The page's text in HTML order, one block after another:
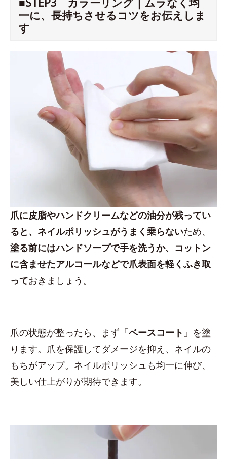
一に、長持ちさせるコツをお伝えしま
す
爪に皮脂やハンドクリームなどの油分が残ってい
ると、ネイルポリッシュがうまく乗らないため、
塗る前にはハンドソープで手を洗うか、コットン
に含ませたアルコールなどで爪表面を軽くふき取
っておきましょう。
爪の状態が整ったら、まず「ベースコート 」を塗
ります。爪を保護してダメージを抑え、ネイルの
もちがアップ。ネイルポリッシュも均一に伸び、
美しい仕上がりが期待できます。